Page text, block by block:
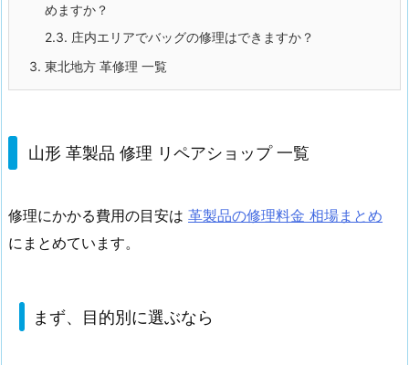
めますか？
2.3. 庄内エリアでバッグの修理はできますか？
3. 東北地方 革修理 一覧
山形 革製品 修理 リペアショップ 一覧
修理にかかる費用の目安は 革製品の修理料金 相場まとめ
にまとめています。
まず、目的別に選ぶなら